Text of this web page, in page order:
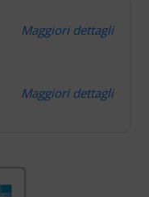
Maggiori dettagli
Maggiori dettagli